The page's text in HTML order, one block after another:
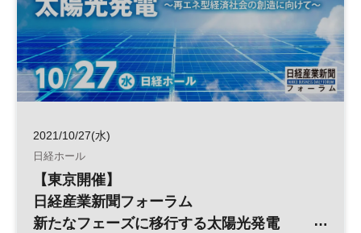
2021/10/27(水)
日経ホール
【東京開催】
日経産業新聞フォーラム
新たなフェーズに移行する太陽光発電